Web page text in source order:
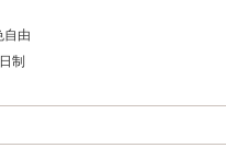
自由
制